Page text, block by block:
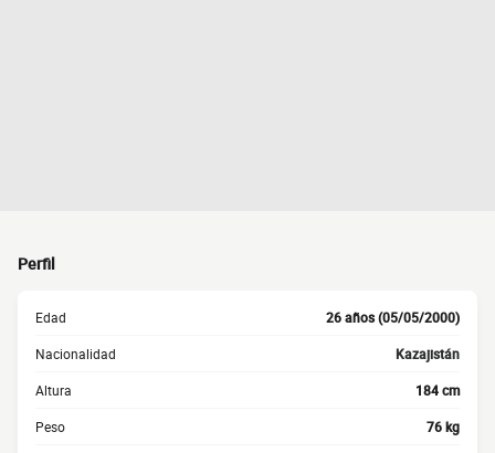
Perfil
Edad 26 años (05/05/2000)
Nacionalidad Kazajistán
Altura 184 cm
Peso 76 kg